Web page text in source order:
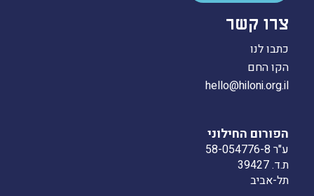
צרו קשר
כתבו לנו
הקו החם
hello@hiloni.org.il
הפורום החילוני
ע"ר 58-054776-8
ת.ד. 39427
תל-אביב